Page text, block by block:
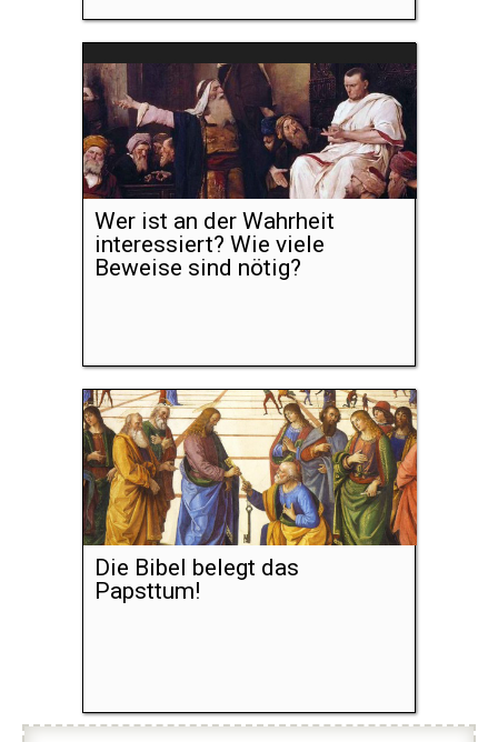
Wer ist an der Wahrheit
interessiert? Wie viele
Beweise sind nötig?
Die Bibel belegt das
Papsttum!